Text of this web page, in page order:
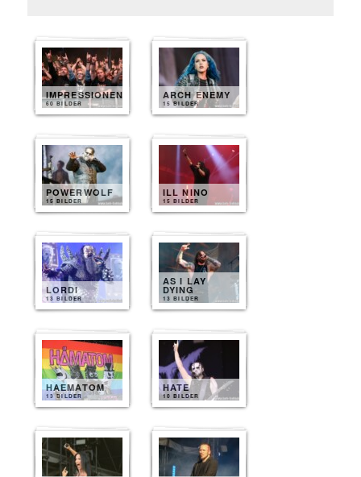
IMPRESSIONEN
60 BILDER
ARCH ENEMY
15 BILDER
POWERWOLF
15 BILDER
ILL NINO
15 BILDER
LORDI
13 BILDER
AS I LAY
DYING
13 BILDER
HAEMATOM
13 BILDER
HATE
10 BILDER